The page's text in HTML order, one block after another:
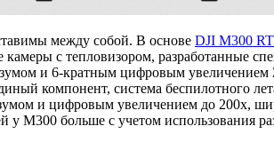
между собой. В основе DJI М300
с тепловизором, разработанные
и 6-кратным цифровым
компонент, система беспилотного
и цифровым увеличением до 200x,
M300 больше с учетом использования